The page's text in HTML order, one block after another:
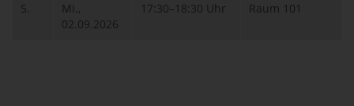
5.
Mi.,
02.09.2026
17:30–18:30 Uhr Raum 101